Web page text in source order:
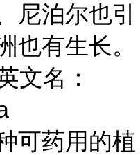
尼泊尔也引
也有生长。
文名：
可药用的植